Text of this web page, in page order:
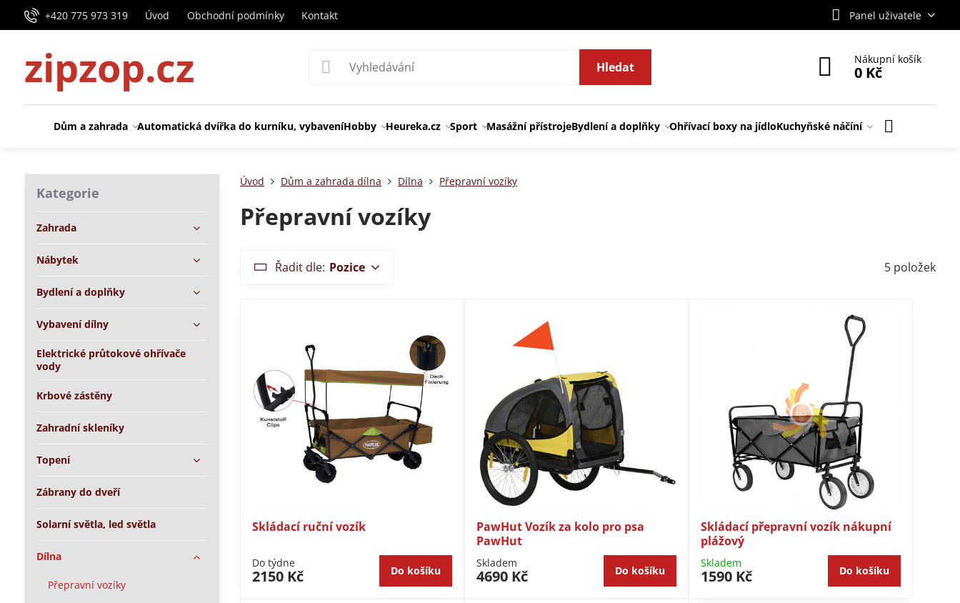
+420 775 973 319 Úvod Obchodní podmínky Kontakt Panel uživatele
zipzop.cz Hledat
Nákupní košík
0 Kč
Dům a zahrada Automatická dvířka do kurníku, vybaveníHobby Heureka.cz Sport Masážní přístrojeBydlení a doplňky Ohřívací boxy na jídloKuchyňské náčíní
Úvod Dům a zahrada dílna Dílna Přepravní vozíky
Přepravní vozíky
Řadit dle: Pozice 5 položek
Skládací ruční vozík
Do týdne
2150 Kč Do košíku
PawHut Vozík za kolo pro psa
PawHut
Skladem
4690 Kč Do košíku
Skládací přepravní vozík nákupní
plážový
Skladem
1590 Kč Do košíku
Kategorie
Zahrada
Nábytek
Bydlení a doplňky
Vybavení dílny
Elektrické průtokové ohřívače
vody
Krbové zástěny
Zahradní skleníky
Topení
Zábrany do dveří
Solarní světla, led světla
Dílna
Přepravní vozíky